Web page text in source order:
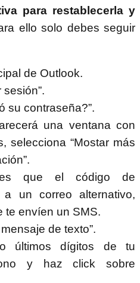
para restablecerla y
ello solo debes seguir
de Outlook.
sesión”.
su contraseña?”.
una ventana con
selecciona “Mostar más
que el código de
a un correo alternativo,
te envíen un SMS.
de texto”.
últimos dígitos de tu
y haz click sobre